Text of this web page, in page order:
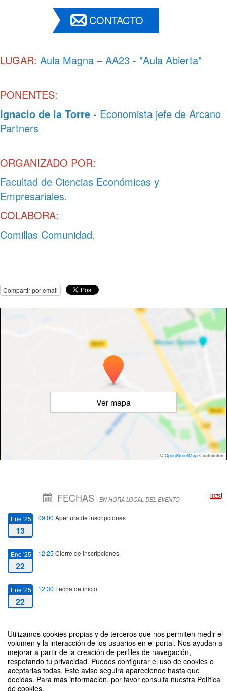
Utilizamos cookies propias y de terceros que nos permiten medir el
volumen y la interacción de los usuarios en el portal. Nos ayudan a
mejorar a partir de la creación de perfiles de navegación,
respetando tu privacidad. Puedes configurar el uso de cookies o
aceptarlas todas. Este aviso seguirá apareciendo hasta que
decidas. Para más información, por favor consulta nuestra Política
de cookies.
CONTACTO
LUGAR: Aula Magna – AA23 - "Aula Abierta"
PONENTES:
Ignacio de la Torre - Economista jefe de Arcano
Partners
ORGANIZADO POR:
Facultad de Ciencias Económicas y
Empresariales.
COLABORA:
Comillas Comunidad.
Compartir por email
Ver mapa
© OpenStreetMap Contributors
FECHAS EN HORA LOCAL DEL EVENTO
Ene '25
13
09:00 Apertura de inscripciones
Ene '25
22
12:25 Cierre de inscripciones
Ene '25
22
12:30 Fecha de inicio
22